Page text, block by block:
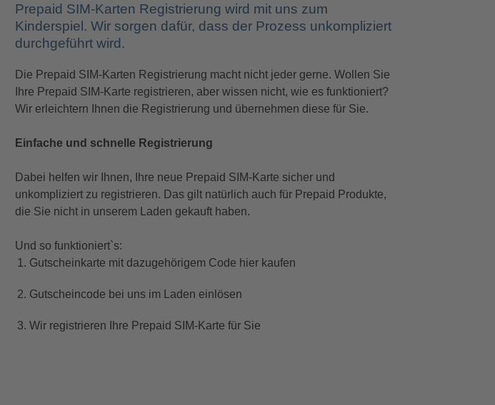
Prepaid SIM-Karten Registrierung wird mit uns zum
Kinderspiel. Wir sorgen dafür, dass der Prozess unkompliziert
durchgeführt wird.
Die Prepaid SIM-Karten Registrierung macht nicht jeder gerne. Wollen Sie
Ihre Prepaid SIM-Karte registrieren, aber wissen nicht, wie es funktioniert?
Wir erleichtern Ihnen die Registrierung und übernehmen diese für Sie.
Einfache und schnelle Registrierung
Dabei helfen wir Ihnen, Ihre neue Prepaid SIM-Karte sicher und
unkompliziert zu registrieren. Das gilt natürlich auch für Prepaid Produkte,
die Sie nicht in unserem Laden gekauft haben.
Und so funktioniert`s:
Gutscheinkarte mit dazugehörigem Code hier kaufen
Gutscheincode bei uns im Laden einlösen
Wir registrieren Ihre Prepaid SIM-Karte für Sie